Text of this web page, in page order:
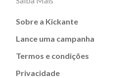
Sobre a Kickante
Lance uma campanha
Termos e condições
Privacidade